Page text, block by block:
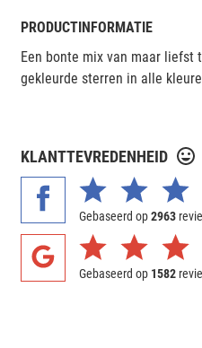
PRODUCTINFORMATIE
Een bonte mix van maar liefst
gekleurde sterren in alle
KLANTTEVREDENHEID
Gebaseerd op2963
Gebaseerd op 1582